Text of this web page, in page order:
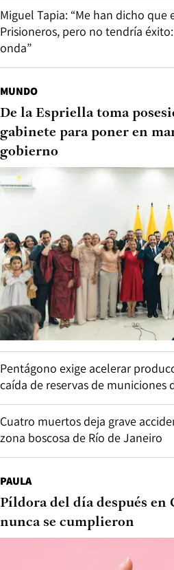
Miguel Tapia: “Me han dicho que
Prisioneros, pero no tendría
onda”
MUNDO
De la Espriella toma
gabinete para poner en
gobierno
Pentágono exige acelerar
caída de reservas de municiones
Cuatro muertos deja grave
zona boscosa de Río de Janeiro
PAULA
Píldora del día después en
nunca se cumplieron